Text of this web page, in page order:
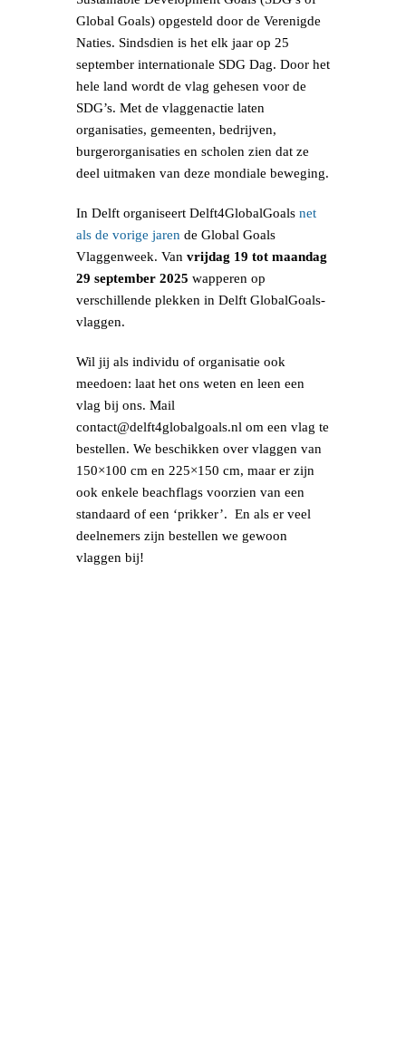
Global Goals) opgesteld door de Verenigde
Naties. Sindsdien is het elk jaar op 25
september internationale SDG Dag. Door het
hele land wordt de vlag gehesen voor de
SDG’s. Met de vlaggenactie laten
organisaties, gemeenten, bedrijven,
burgerorganisaties en scholen zien dat ze
deel uitmaken van deze mondiale beweging.
In Delft organiseert Delft4GlobalGoals net
als de vorige jaren de Global Goals
Vlaggenweek. Van vrijdag 19 tot maandag
29 september 2025 wapperen op
verschillende plekken in Delft GlobalGoals-
vlaggen.
Wil jij als individu of organisatie ook
meedoen: laat het ons weten en leen een
vlag bij ons. Mail
contact@delft4globalgoals.nl om een vlag te
bestellen. We beschikken over vlaggen van
150×100 cm en 225×150 cm, maar er zijn
ook enkele beachflags voorzien van een
standaard of een ‘prikker’. En als er veel
deelnemers zijn bestellen we gewoon
vlaggen bij!